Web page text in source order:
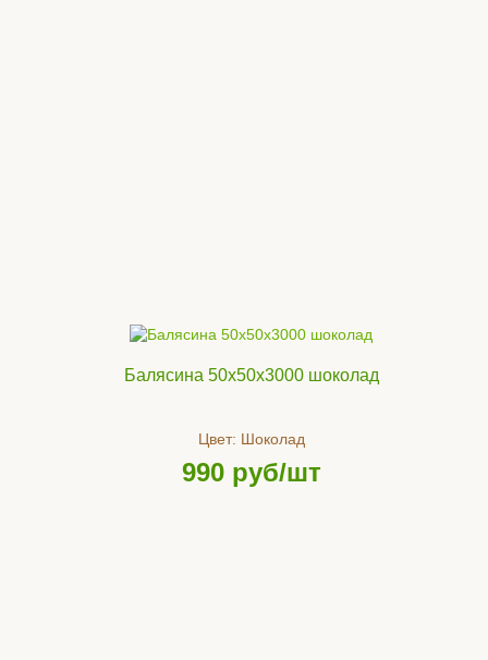
Балясина 50х50х3000 шоколад
Цвет: Шоколад
990 руб/шт